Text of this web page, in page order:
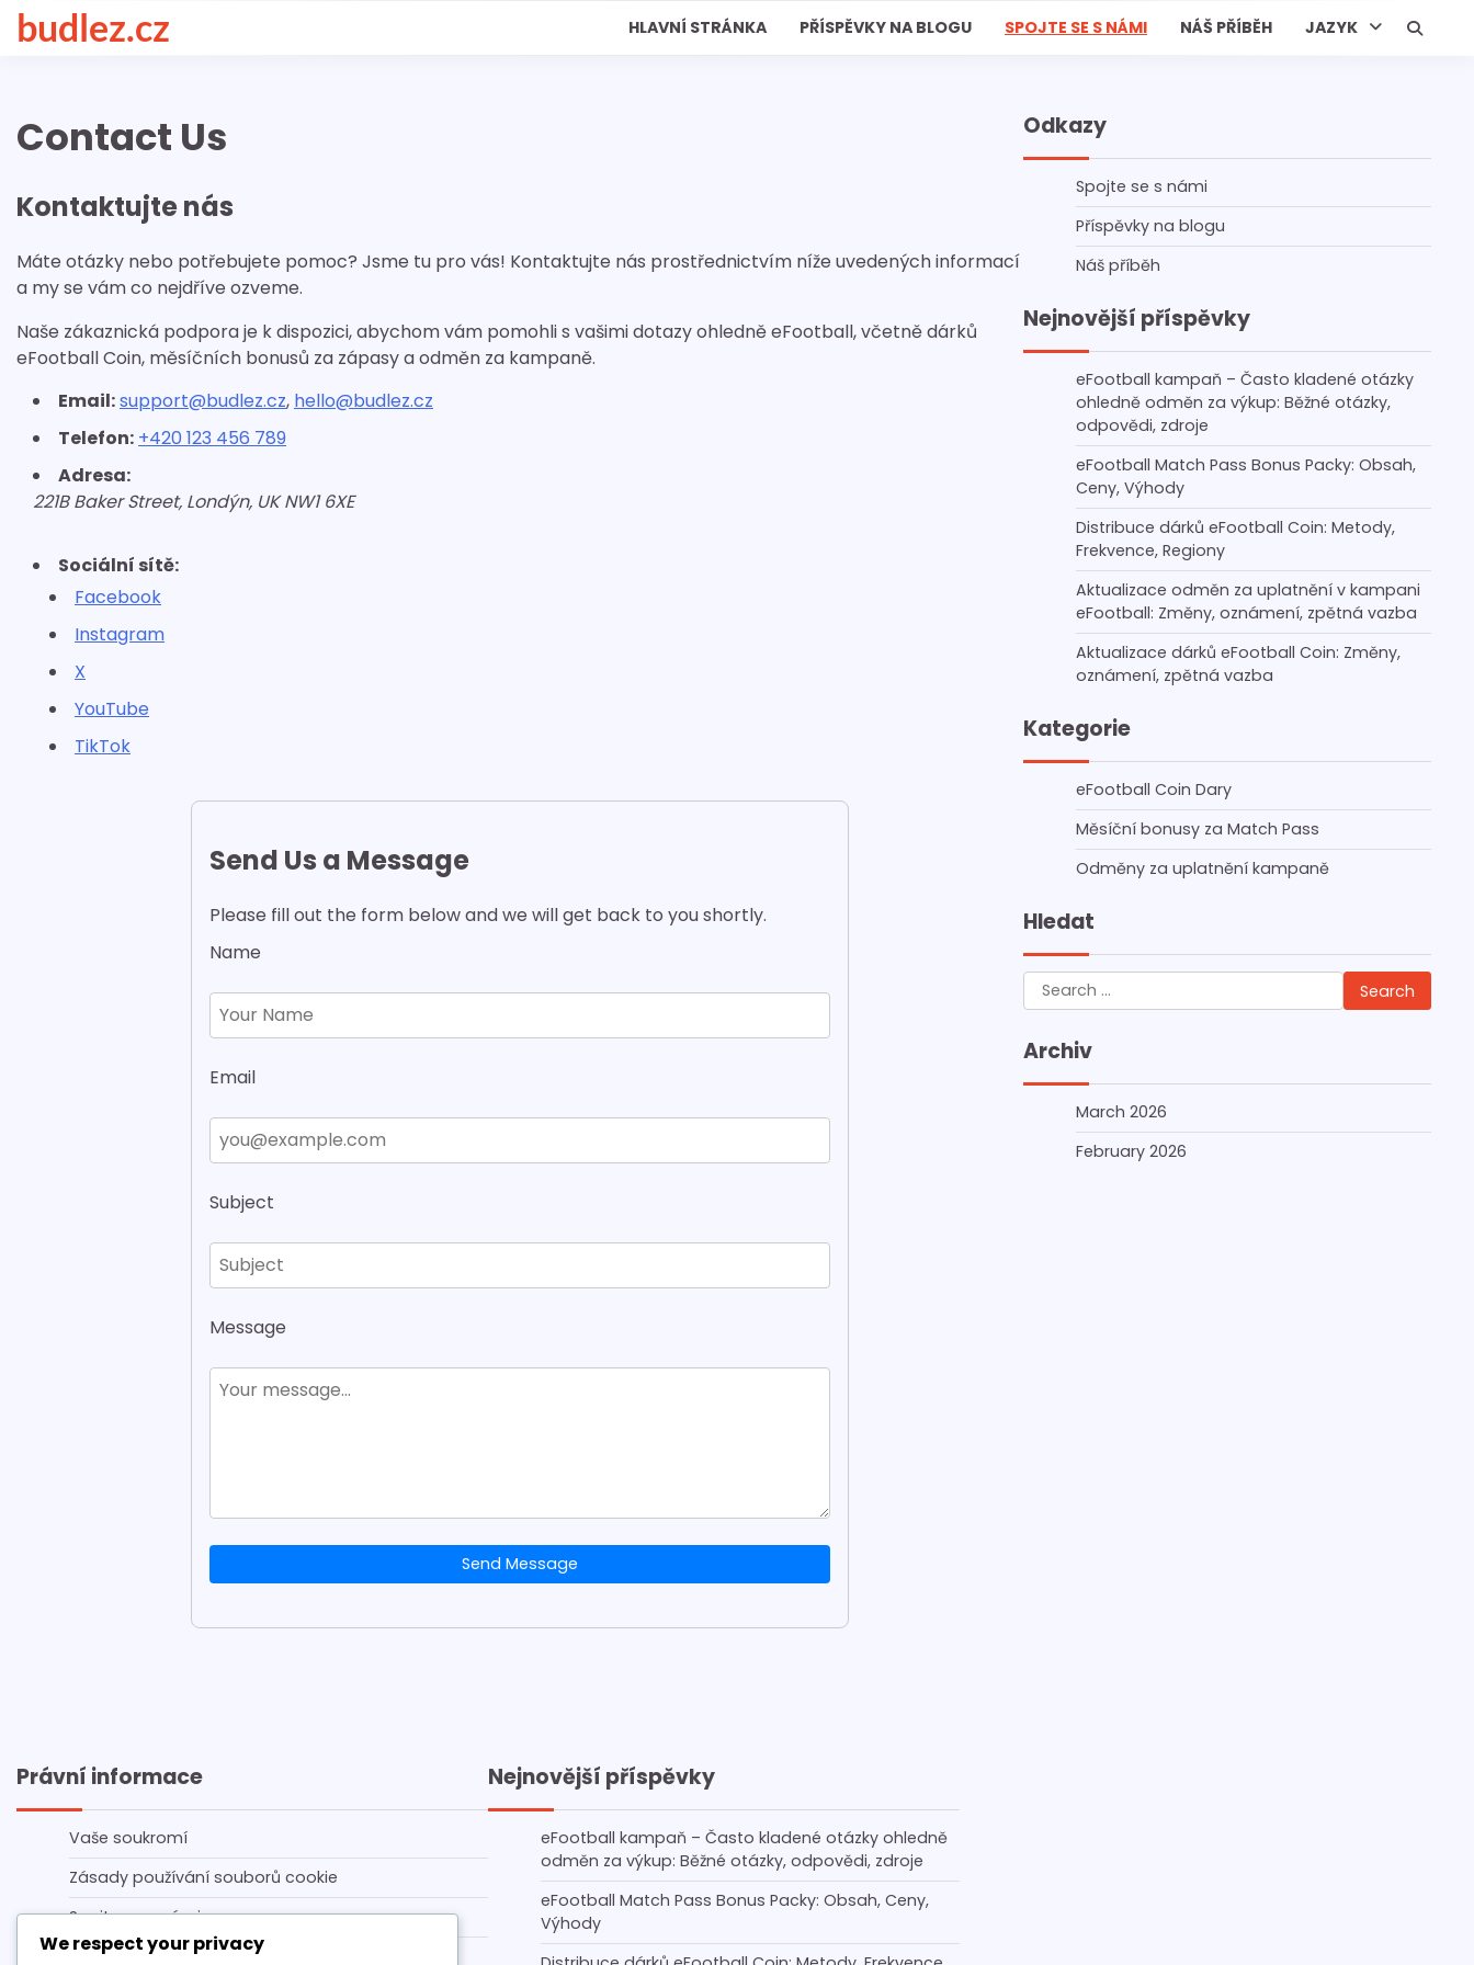
Skipbudlez.cz HLAVNÍ STRÁNKA PŘÍSPĚVKY NA BLOGU SPOJTE SE S NÁMI NÁŠ PŘÍBĚH JAZYK
Contact Us
Kontaktujte nás
Máte otázky nebo potřebujete pomoc? Jsme tu pro vás! Kontaktujte nás prostřednictvím níže uvedených informací
a my se vám co nejdříve ozveme.
Naše zákaznická podpora je k dispozici, abychom vám pomohli s vašimi dotazy ohledně eFootball, včetně dárků
eFootball Coin, měsíčních bonusů za zápasy a odměn za kampaně.
Email:support@budlez.cz, hello@budlez.cz
Telefon: +420 123 456 789
Adresa:
221B Baker Street, Londýn, UK NW1 6XE
Sociální sítě:
Facebook
Instagram
X
YouTube
TikTok
Send Us a Message
Please fill out the form below and we will get back to you shortly.
Name
Email
Subject
Message
Send Message
Odkazy
Spojte se s námi
Příspěvky na blogu
Náš příběh
Nejnovější příspěvky
eFootball kampaň – Často kladené otázky
ohledně odměn za výkup: Běžné otázky,
odpovědi, zdroje
eFootball Match Pass Bonus Packy: Obsah,
Ceny, Výhody
Distribuce dárků eFootball Coin: Metody,
Frekvence, Regiony
Aktualizace odměn za uplatnění v kampani
eFootball: Změny, oznámení, zpětná vazba
Aktualizace dárků eFootball Coin: Změny,
oznámení, zpětná vazba
Kategorie
eFootball Coin Dary
Měsíční bonusy za Match Pass
Odměny za uplatnění kampaně
Hledat
Search
for:
Archiv
March 2026
February 2026
Právní informace
Vaše soukromí
Zásady používání souborů cookie
Spojte se s námi
Náš příběh
Nejnovější příspěvky
eFootball kampaň – Často kladené otázky ohledně
odměn za výkup: Běžné otázky, odpovědi, zdroje
eFootball Match Pass Bonus Packy: Obsah, Ceny,
Výhody
We respect your privacy